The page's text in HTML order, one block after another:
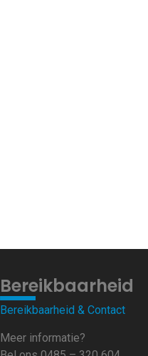
Bereikbaarheid
Bereikbaarheid & Contact
Meer informatie?